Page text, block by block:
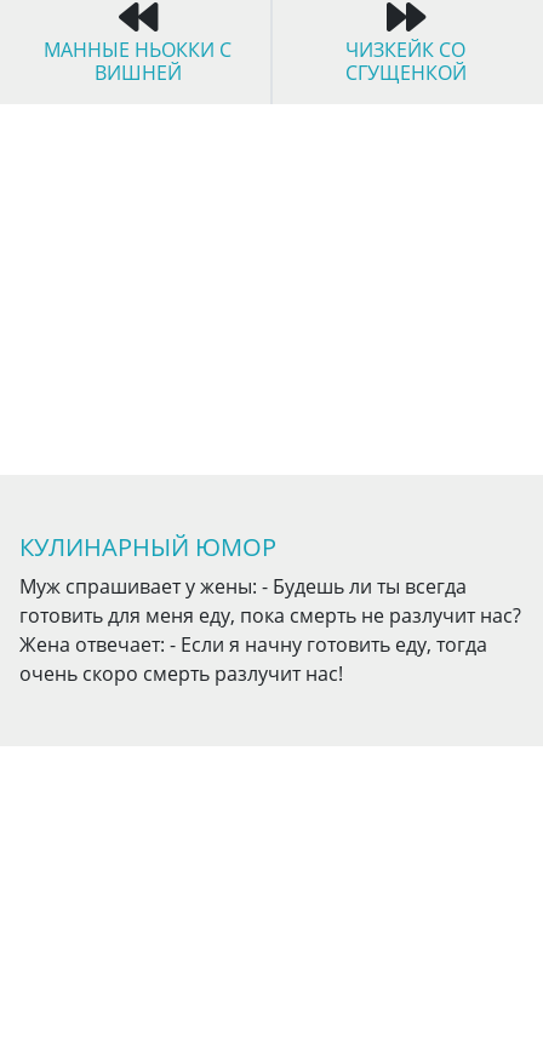
МАННЫЕ НЬОККИ С
ВИШНЕЙ
ЧИЗКЕЙК СО
СГУЩЕНКОЙ
КУЛИНАРНЫЙ ЮМОР
Муж спрашивает у жены: - Будешь ли ты всегда
готовить для меня еду, пока смерть не разлучит нас?
Жена отвечает: - Если я начну готовить еду, тогда
очень скоро смерть разлучит нас!